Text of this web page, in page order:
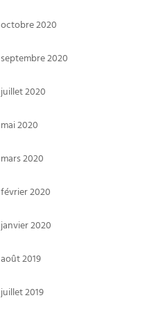
octobre 2020
septembre 2020
juillet 2020
mai 2020
mars 2020
février 2020
janvier 2020
août 2019
juillet 2019